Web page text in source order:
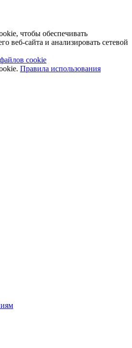
чтобы обеспечивать
веб-сайта и анализировать сетевой
cookie
Правила использования